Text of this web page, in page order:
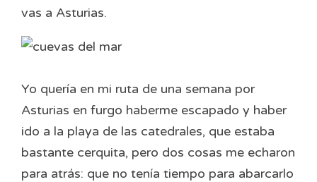
vas a Asturias.
Yo quería en mi ruta de una semana por
Asturias en furgo haberme escapado y haber
ido a la playa de las catedrales, que estaba
bastante cerquita, pero dos cosas me echaron
para atrás: que no tenía tiempo para abarcarlo